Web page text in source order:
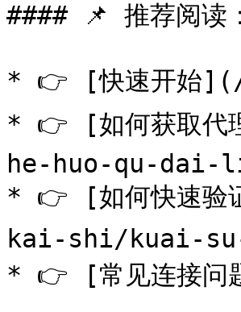
#### 📌 推荐阅读：
* 👉 [快速开始](/
* 👉 [如何获取
he-huo-qu-dai-
* 👉 [如何快速
kai-shi/kuai-su-
* 👉 [常见连接